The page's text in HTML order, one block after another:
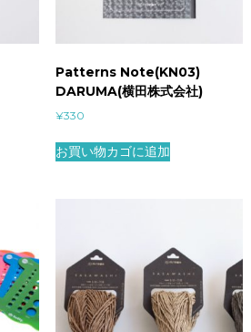
Patterns Note(KN03)
DARUMA(横田株式会社)
¥330
お買い物カゴに追加